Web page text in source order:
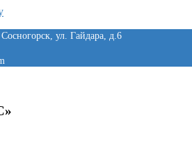
ул. Гайдара, д.6